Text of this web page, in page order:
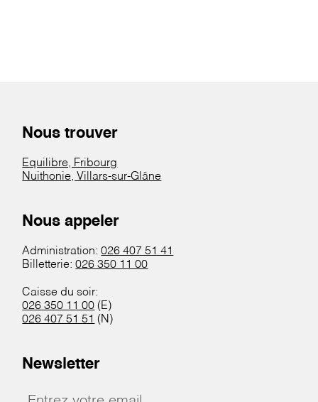
Nous trouver
Equilibre, Fribourg
Nuithonie, Villars-sur-Glâne
Nous appeler
Administration:026 407 51 41
Billetterie:026 350 11 00
Caisse du soir:
026 350 11 00 (E)
026 407 51 51 (N)
Newsletter